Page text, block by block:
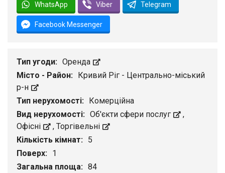
WhatsApp Viber Telegram
Facebook Messenger
Тип угоди: Оренда
Місто - Район:
Кривий Ріг - Центрально-міський
р-н
Тип нерухомості:
Комерційна
Вид нерухомості: Об'єкти сфери послуг
,
Офісні
, Торгівельні
Кількість кімнат: 5
Поверх: 1
Загальна площа: 84